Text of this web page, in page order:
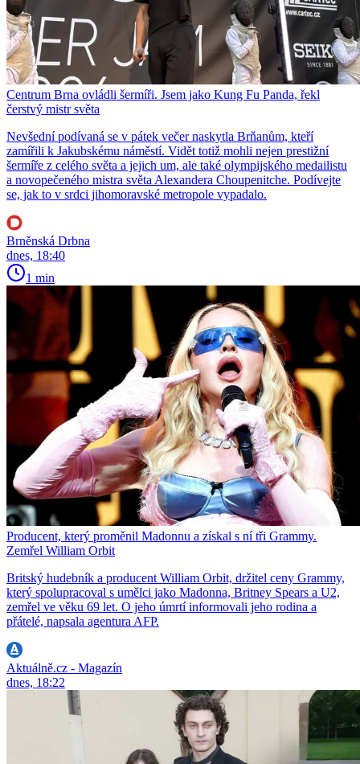
Centrum Brna ovládli šermíři. Jsem jako Kung Fu Panda, řekl
čerstvý mistr světa
Nevšední podívaná se v pátek večer naskytla Brňanům, kteří
zamířili k Jakubskému náměstí. Vidět totiž mohli nejen prestižní
šermíře z celého světa a jejich um, ale také olympijského medailistu
a novopečeného mistra světa Alexandera Choupenitche. Podívejte
se, jak to v srdci jihomoravské metropole vypadalo.
Brněnská Drbna
dnes, 18:40
1 min
Producent, který proměnil Madonnu a získal s ní tři Grammy.
Zemřel William Orbit
Britský hudebník a producent William Orbit, držitel ceny Grammy,
který spolupracoval s umělci jako Madonna, Britney Spears a U2,
zemřel ve věku 69 let. O jeho úmrtí informovali jeho rodina a
přátelé, napsala agentura AFP.
Aktuálně.cz - Magazín
dnes, 18:22